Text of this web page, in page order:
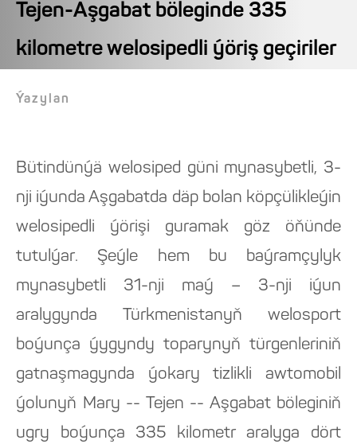
Tejen-Aşgabat böleginde 335
kilometre welosipedli ýöriş geçiriler
Ýazylan
Bütindünýä welosiped güni mynasybetli, 3-
nji iýunda Aşgabatda däp bolan köpçülikleýin
welosipedli ýörişi guramak göz öňünde
tutulýar. Şeýle hem bu baýramçylyk
mynasybetli 31-nji maý – 3-nji iýun
aralygynda Türkmenistanyň welosport
boýunça ýygyndy toparynyň türgenleriniň
gatnaşmagynda ýokary tizlikli awtomobil
ýolunyň Mary -- Tejen -- Aşgabat böleginiň
ugry boýunça 335 kilometr aralyga dört